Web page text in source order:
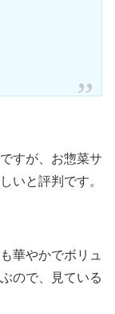
すが、お惣菜サ
いと評判です。
華やかでボリュ
ので、見ている